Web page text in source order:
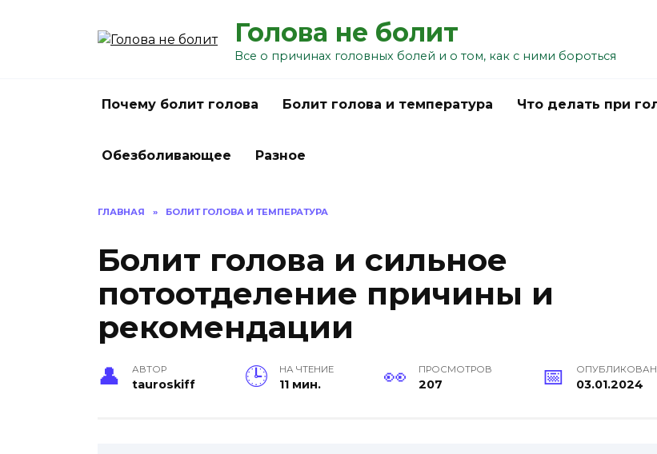
Голова не болит
Все о причинах головных болей и о том, как с ними бороться
Почему болит голова Болит голова и температура Что делать при
Обезболивающее Разное
ГЛАВНАЯ » БОЛИТ ГОЛОВА И ТЕМПЕРАТУРА
Болит голова и сильное
потоотделение причины и
рекомендации
АВТОР
tauroskiff
НА ЧТЕНИЕ
11 мин.
ПРОСМОТРОВ
207 03.01.2024